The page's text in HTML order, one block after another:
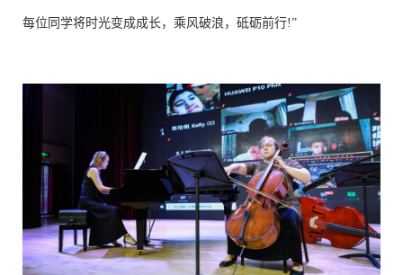
每位同学将时光变成成长，乘风破浪，砥砺前行!”